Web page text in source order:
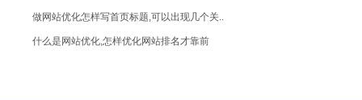
做网站优化怎样写首页标题,可以出现几个关..
什么是网站优化,怎样优化网站排名才靠前